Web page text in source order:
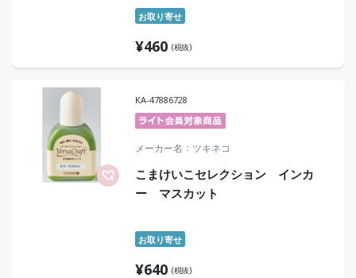
お取り寄せ
¥460 (税抜)
KA-47886728
メーカー名 ツキネコ
こまけいこセレクション インカ
ー マスカット
お取り寄せ
¥640 (税抜)